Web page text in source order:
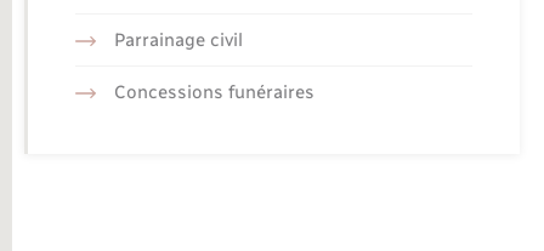
Parrainage civil
Concessions funéraires